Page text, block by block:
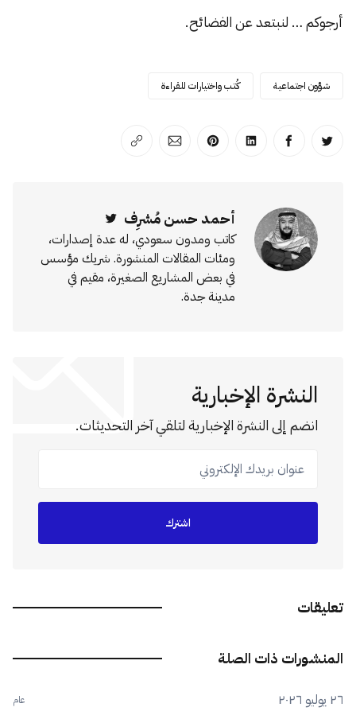
أرجوكم … لنبتعد عن الفضائح.
شؤون اجتماعية كُتب واختيارات للقراءة
انشر على تويترانشر على الفيسبوك
انشر على لينكد إن
انشر على بينترست
انشر على الإيميل
انسخ الرابط
أحمد حسن مُشرِف
كاتب ومدون سعودي، له عدة إصدارات،
ومئات المقالات المنشورة. شريك مؤسس
في بعض المشاريع الصغيرة، مقيم في
مدينة جدة.
النشرة الإخبارية
انضم إلى النشرة الإخبارية لتلقي آخر التحديثات.
عنوان بريدك الإلكتروني
اشترك
تعليقات
المنشورات ذات الصلة
٢٦ يوليو ٢٠٢٦ عام